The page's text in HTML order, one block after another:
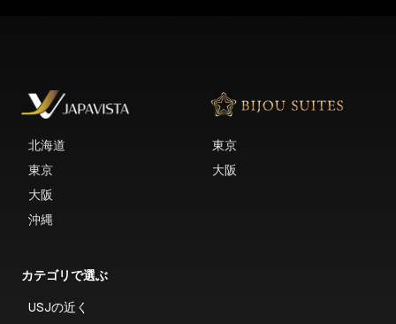
北海道
東京
大阪
沖縄
東京
大阪
カテゴリで選ぶ
USJの近く